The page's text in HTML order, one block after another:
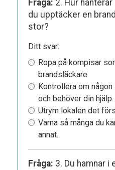
Fråga: 2. Hur
du upptäcker en
stor?
Ditt svar:
Ropa på kompisar
brandsläckare.
Kontrollera om
och behöver din hjälp.
Utrym lokalen det
Varna så många du
annat.
Fråga: 3. Du hamnar i